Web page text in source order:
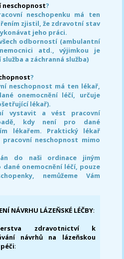
neschopnost?
neschopenku má ten
zjistil, že zdravotní stav
jeho práci.
odborností (ambulantní
atd., výjimkou je
a záchranná služba)
?
neschopnost má ten lékař,
onemocnění léčí, určuje
lékař).
vystavit a vést pracovní
kdy není pro dané
lékařem. Praktický lékař
neschopnost mimo
do naši ordinace jiným
onemocnění léčí, pouze
nemůžeme Vám
NÁVRHU LÁZEŇSKÉ LÉČBY:
zdravotnictví k
návrhů na lázeňskou
: